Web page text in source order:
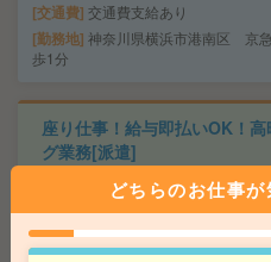
交通費 交通費支給あり
勤務地 神奈川県横浜市港南区 京
歩1分
座り仕事！給与即払いOK！
グ業務[派遣]
時給1530円
勤務地 藤沢本町駅～徒歩14分
どちらのお仕事